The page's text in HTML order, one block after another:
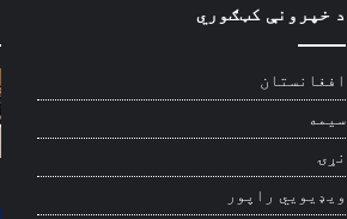
د خپرونې کټګوري
افغانستان
سیمه
نړۍ
ویډیويي راپور